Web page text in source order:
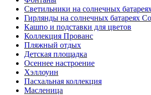
Светильники на солнечных
Гирлянды на солнечных батареях
Кашпо и подставки для цветов
Коллекция Прованс
Пляжный отдых
Детская площадка
Осеннее настроение
Хэллоуин
Пасхальная коллекция
Масленица